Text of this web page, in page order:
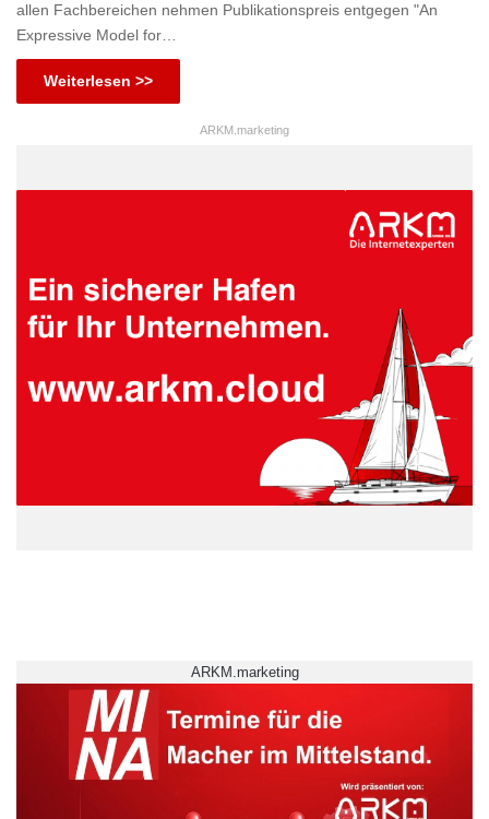
allen Fachbereichen nehmen Publikationspreis entgegen "An
Expressive Model for…
Weiterlesen >>
ARKM.marketing
ARKM.marketing